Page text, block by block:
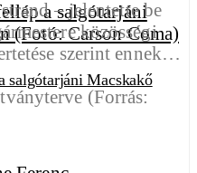
salgótarjáni Macskakő
– jelentette be
közösségi
szerint ennek…